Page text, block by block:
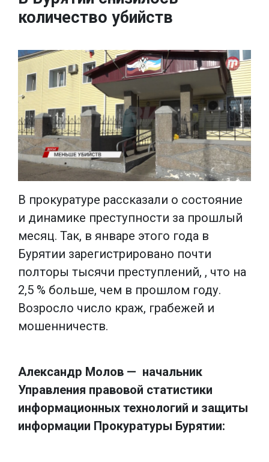
количество убийств
В прокуратуре рассказали о состояние
и динамике преступности за прошлый
месяц. Так, в январе этого года в
Бурятии зарегистрировано почти
полторы тысячи преступлений, , что на
2,5 % больше, чем в прошлом году.
Возросло число краж, грабежей и
мошенничеств.
Александр Молов — начальник
Управления правовой статистики
информационных технологий и защиты
информации Прокуратуры Бурятии: